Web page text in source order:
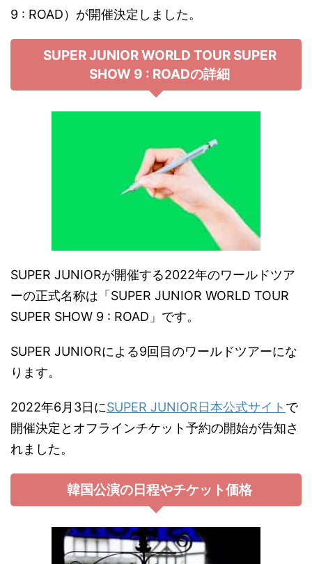
9 : ROAD）が開催決定しました。
SUPER JUNIOR WORLD TOUR SUPER
SHOW 9 : ROADの詳細
SUPER JUNIORが開催する2022年のワールドツア
ーの正式名称は「SUPER JUNIOR WORLD TOUR
SUPER SHOW 9 : ROAD」です。
SUPER JUNIORによる9回目のワールドツアーにな
ります。
2022年6月3日にSUPER JUNIOR日本公式サイト で
開催決定とオフラインチケット予約の開始が告知さ
れました。
韓国公演の日程やチケット価格